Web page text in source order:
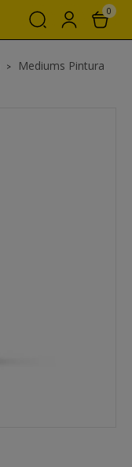
0
Mediums Pintura